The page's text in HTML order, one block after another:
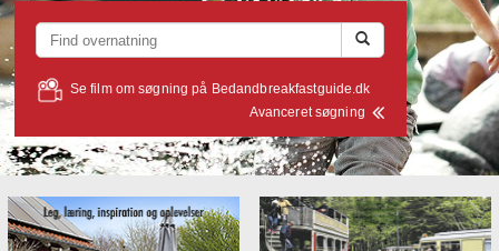
SØGTE PÅ...
Avanceret søgning
Se film om søgning på Bedandbreakfastguide.dk